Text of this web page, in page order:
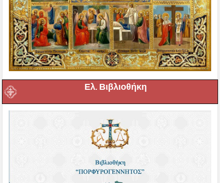
Ελ. Βιβλιοθήκη